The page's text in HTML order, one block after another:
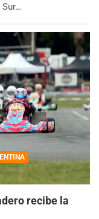
recibe la